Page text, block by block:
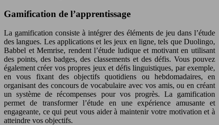
Gamification de l’apprentissage
La gamification consiste à intégrer des éléments de jeu dans l’étude
des langues. Les applications et les jeux en ligne, tels que Duolingo,
Babbel et Memrise, rendent l’étude ludique et motivant en utilisant
des points, des badges, des classements et des défis. Vous pouvez
également créer vos propres jeux et défis linguistiques, par exemple,
en vous fixant des objectifs quotidiens ou hebdomadaires, en
organisant des concours de vocabulaire avec vos amis, ou en créant
un système de récompenses pour vos progrès. La gamification
permet de transformer l’étude en une expérience amusante et
engageante, ce qui peut vous aider à maintenir votre motivation et à
atteindre vos objectifs.